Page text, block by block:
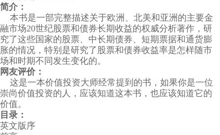
简介：
本书是一部完整描述关于欧洲、北美和亚洲的主要金
融市场20世纪股票和债券长期收益的权威分析著作，研
究了这些国家的股票、中长期债券、短期票据和通货膨
胀的情况，特别是研究了股票和债券收益率是怎样随市
场和时期不同发生变化的。
网友评价：
这是一本价值投资大师经常提到的书，如果你是一位
崇尚价值投资的人，应该知道这本书，也应该知道它的
价值。
目录：
英文版序